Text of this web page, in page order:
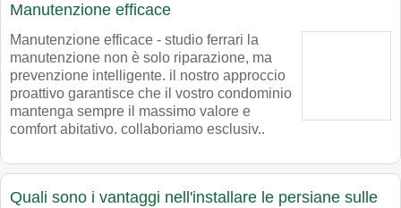
Manutenzione efficace
Manutenzione efficace - studio ferrari la
manutenzione non è solo riparazione, ma
prevenzione intelligente. il nostro approccio
proattivo garantisce che il vostro condominio
mantenga sempre il massimo valore e
comfort abitativo. collaboriamo esclusiv..
Quali sono i vantaggi nell'installare le persiane sulle